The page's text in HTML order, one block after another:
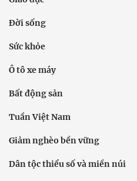
Đời sống
Sức khỏe
Ô tô xe máy
Bất động sản
Tuần Việt Nam
Giảm nghèo bền vững
Dân tộc thiểu số và miền núi